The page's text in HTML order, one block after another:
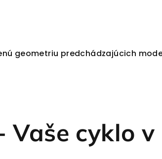
geometriu predchádzajúcich
Vaše cyklo